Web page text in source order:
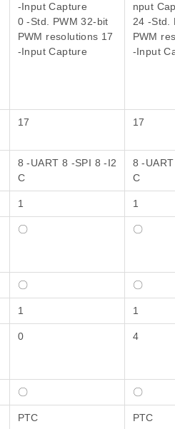
-Input Capture
0 -Std. PWM 32-bit
PWM resolutions 17
-Input Capture
nput
24 -Std.
PWM
-Input
17 17
8 -UART 8 -SPI 8 -I2
C
8 -
C
1 1
〇 〇
〇 〇
1 1
0 4
〇 〇
PTC PTC